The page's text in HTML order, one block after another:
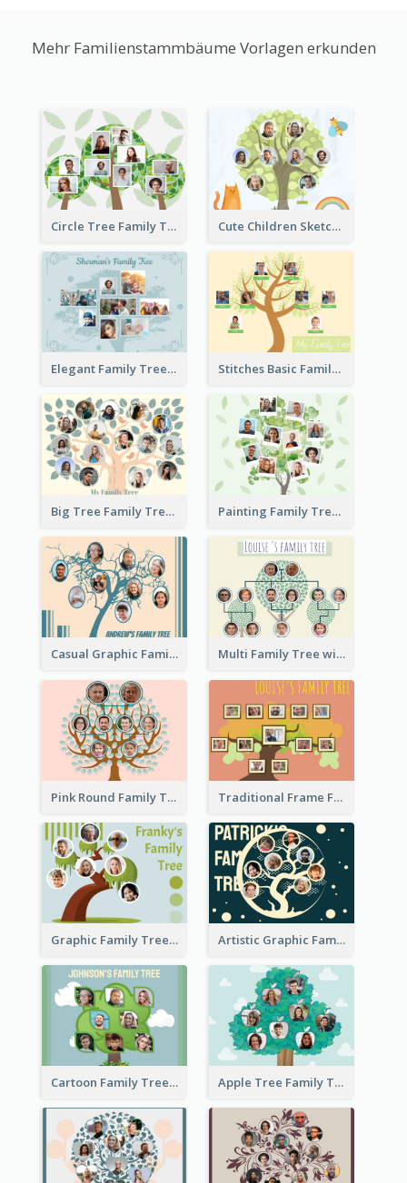
Mehr Familienstammbäume Vorlagen erkunden
Circle Tree Family Tree Cute Children Sketch Family Tree
Elegant Family Tree Stitches Basic Family Tree
Big Tree Family Tree Painting Family Tree
Casual Graphic Family Tree2 Multi Family Tree with Background
Pink Round Family Tree with Background Traditional Frame Family Tree with Pictures
Graphic Family Tree Artistic Graphic Family Tree
Cartoon Family Tree Apple Tree Family Tree